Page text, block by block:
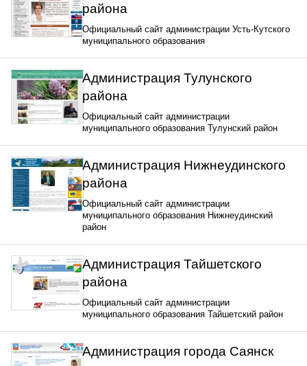
района
Официальный сайт администрации Усть-Кутского
муниципального образования
Администрация Тулунского
района
Официальный сайт администрации
муниципального образования Тулунский район
Администрация Нижнеудинского
района
Официальный сайт администрации
муниципального образования Нижнеудинский
район
Администрация Тайшетского
района
Официальный сайт администрации
муниципального образования Тайшетский район
Администрация города Саянск